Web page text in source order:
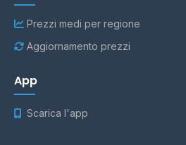
Prezzi medi per regione
Aggiornamento prezzi
App
Scarica l'app